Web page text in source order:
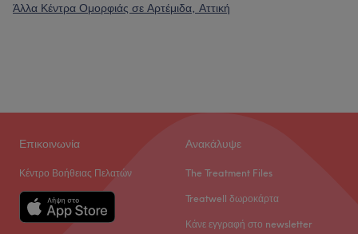
Άλλα Κέντρα Ομορφιάς σε Αρτέμιδα, Αττική
Επικοινωνία
Κέντρο Βοήθειας Πελατών
Ανακάλυψε
The Treatment Files
Treatwell δωροκάρτα
Κάνε εγγραφή στο newsletter